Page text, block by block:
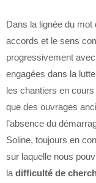
Dans la lignée du mot
accords et le sens
progressivement
engagées dans la
les chantiers en
que des ouvrages
l’absence du
Soline, toujours en
sur laquelle nous
la difficulté de